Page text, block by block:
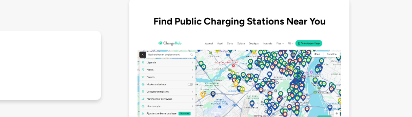
Find Public Charging Stations Near You